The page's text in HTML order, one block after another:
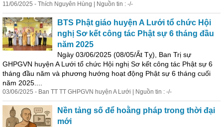
11/06/2025 - Thích Nguyên Hùng | Nguồn tin : -/-
BTS Phật giáo huyện A Lưới tổ chức Hội
nghị Sơ kết công tác Phật sự 6 tháng đầu
năm 2025
Ngày 03/06/2025 (08/05/Ất Tỵ), Ban Trị sự
GHPGVN huyện A Lưới tổ chức Hội nghị Sơ kết công tác Phật sự 6
tháng đầu năm và phương hướng hoạt động Phật sự 6 tháng cuối
năm 2025....
03/06/2025 - Ban TT TT GHPGVN huyện A Lưới | Nguồn tin : -/-
Nền tảng số để hoằng pháp trong thời đại
mới